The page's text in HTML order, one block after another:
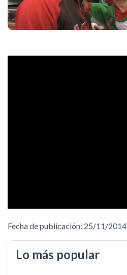
Fecha de publicación: 25/11/2014
Lo más popular